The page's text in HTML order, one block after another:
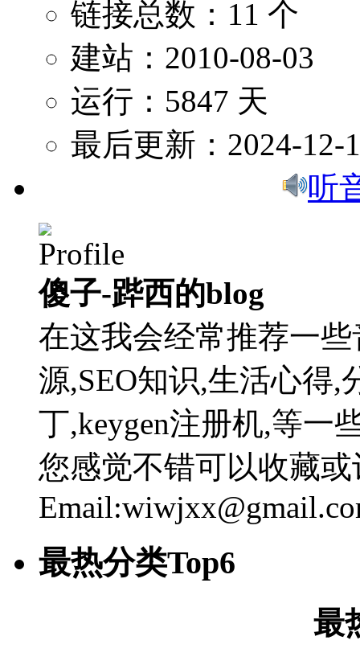
链接总数：11 个
建站：2010-08-03
运行：5847 天
最后更新：2024-12-
听
傻子-跸西的blog
在这我会经常推荐一
源,SEO知识,生活心得,
丁,keygen注册机,等一
您感觉不错可以收藏
最热分类Top6
最